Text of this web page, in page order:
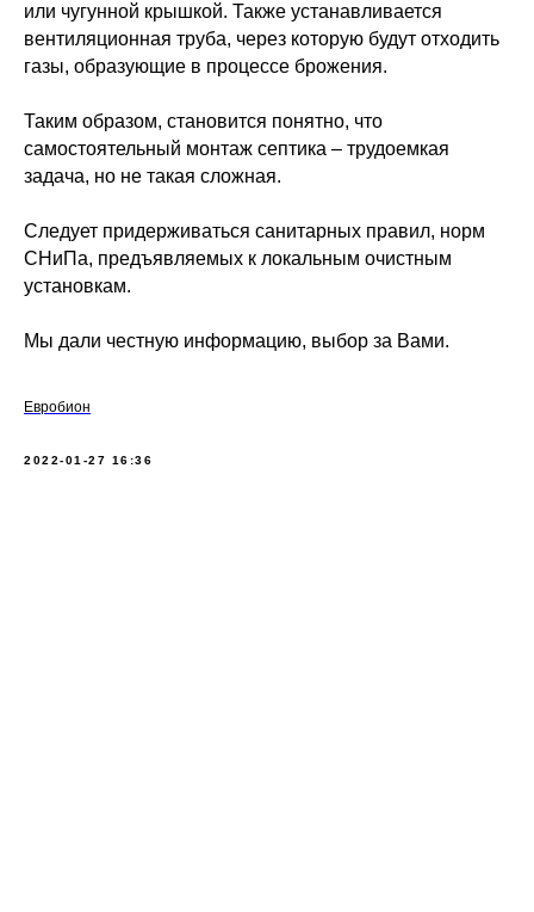
или чугунной крышкой. Также устанавливается
вентиляционная труба, через которую будут отходить
газы, образующие в процессе брожения.
Таким образом, становится понятно, что
самостоятельный монтаж септика – трудоемкая
задача, но не такая сложная.
Следует придерживаться санитарных правил, норм
СНиПа, предъявляемых к локальным очистным
установкам.
Мы дали честную информацию, выбор за Вами.
Евробион
2022-01-27 16:36